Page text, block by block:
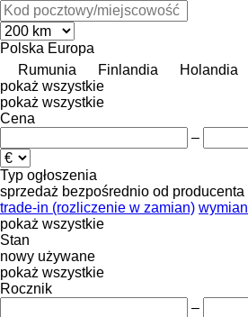
Polska Europa
Rumunia
Finlandia
Holandia
pokaż wszystkie
pokaż wszystkie
Cena
–
Typ ogłoszenia
sprzedaż bezpośrednio od producenta
trade-in (rozliczenie w zamian)
pokaż wszystkie
Stan
nowy używane
pokaż wszystkie
Rocznik
–